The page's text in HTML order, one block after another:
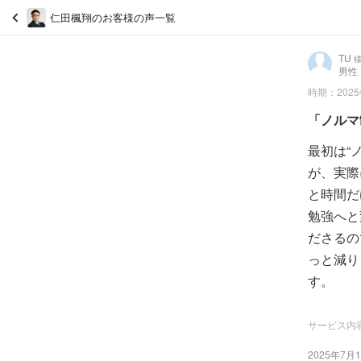
仁田楓翔のお客様の声一覧
TU 様
男性
時期：
「ノル
最初は“
が、実
と時間
勉強へ
ださる
っと減
す。
サービス内
2025年7月